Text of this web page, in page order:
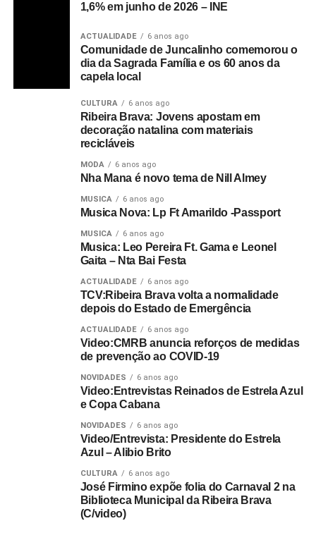
1,6% em junho de 2026 – INE
ACTUALIDADE 6 anos ago
Comunidade de Juncalinho comemorou o
dia da Sagrada Família e os 60 anos da
capela local
CULTURA 6 anos ago
Ribeira Brava: Jovens apostam em
decoração natalina com materiais
recicláveis
MODA 6 anos ago
Nha Mana é novo tema de Nill Almey
MUSICA 6 anos ago
Musica Nova: Lp Ft Amarildo -Passport
MUSICA 6 anos ago
Musica: Leo Pereira Ft. Gama e Leonel
Gaita – Nta Bai Festa
ACTUALIDADE 6 anos ago
TCV:Ribeira Brava volta a normalidade
depois do Estado de Emergência
ACTUALIDADE 6 anos ago
Video:CMRB anuncia reforços de medidas
de prevenção ao COVID-19
NOVIDADES 6 anos ago
Video:Entrevistas Reinados de Estrela Azul
e Copa Cabana
NOVIDADES 6 anos ago
Video/Entrevista: Presidente do Estrela
Azul – Alibio Brito
CULTURA 6 anos ago
José Firmino expõe folia do Carnaval 2 na
Biblioteca Municipal da Ribeira Brava
(C/video)